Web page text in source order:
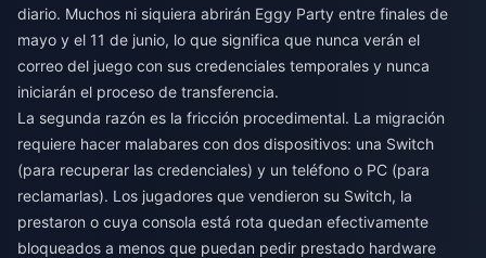
diario. Muchos ni siquiera abrirán Eggy Party entre finales de
mayo y el 11 de junio, lo que significa que nunca verán el
correo del juego con sus credenciales temporales y nunca
iniciarán el proceso de transferencia.
La segunda razón es la fricción procedimental. La migración
requiere hacer malabares con dos dispositivos: una Switch
(para recuperar las credenciales) y un teléfono o PC (para
reclamarlas). Los jugadores que vendieron su Switch, la
prestaron o cuya consola está rota quedan efectivamente
bloqueados a menos que puedan pedir prestado hardware